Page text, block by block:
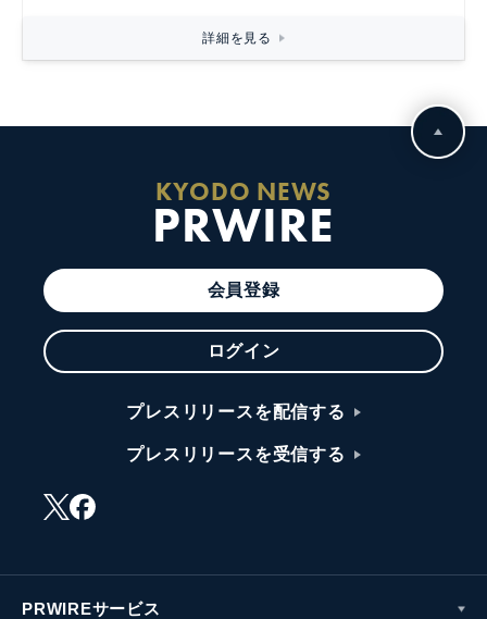
詳細を見る
KYODO NEWS
PRWIRE
会員登録
ログイン
プレスリリースを配信する
プレスリリースを受信する
PRWIREサービス